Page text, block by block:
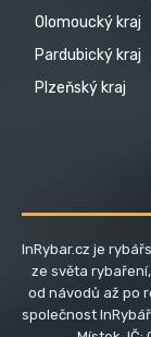
Olomoucký kraj
Pardubický kraj
Plzeňský kraj
InRybar.cz je
ze světa
od návodů až po
společnost InRybář